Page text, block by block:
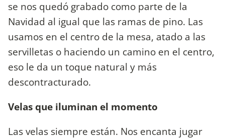
se nos quedó grabado como parte de la
Navidad al igual que las ramas de pino. Las
usamos en el centro de la mesa, atado a las
servilletas o haciendo un camino en el centro,
eso le da un toque natural y más
descontracturado.
Velas que iluminan el momento
Las velas siempre están. Nos encanta jugar